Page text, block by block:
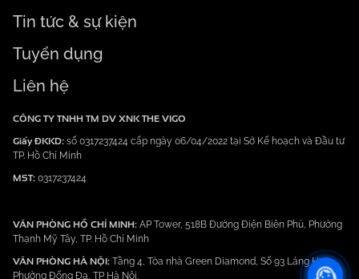
Tin tức & sự kiện
Tuyển dụng
Liên hệ
CÔNG TY TNHH TM DV XNK THE VIGO
Giấy ĐKKD: số 0317237424 cấp ngày 06/04/2022 tại Sở Kế hoạch và Đầu tư
TP. Hồ Chí Minh
MST: 0317237424
VĂN PHÒNG HỒ CHÍ MINH: AP Tower, 518B Đường Điện Biên Phủ, Phường
Thạnh Mỹ Tây, TP. Hồ Chí Minh
VĂN PHÒNG HÀ NỘI: Tầng 4, Tòa nhà Green Diamond, Số 93 Láng Hạ,
Phường Đống Đa, TP Hà Nội.